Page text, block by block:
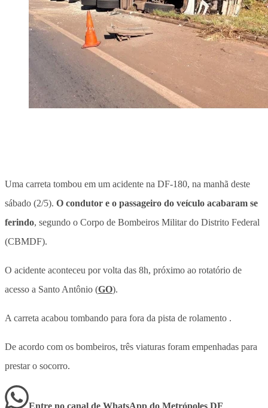
Uma carreta tombou em um acidente na DF-180, na manhã deste
sábado (2/5). O condutor e o passageiro do veículo acabaram se
ferindo, segundo o Corpo de Bombeiros Militar do Distrito Federal
(CBMDF).
O acidente aconteceu por volta das 8h, próximo ao rotatório de
acesso a Santo Antônio (GO).
A carreta acabou tombando para fora da pista de rolamento .
De acordo com os bombeiros, três viaturas foram empenhadas para
prestar o socorro.
Entre no canal de WhatsApp do Metrópoles DF